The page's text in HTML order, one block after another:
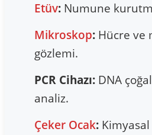
Etüv: Numune
Mikroskop: Hücre ve
gözlemi.
PCR Cihazı: DNA
analiz.
Çeker Ocak: